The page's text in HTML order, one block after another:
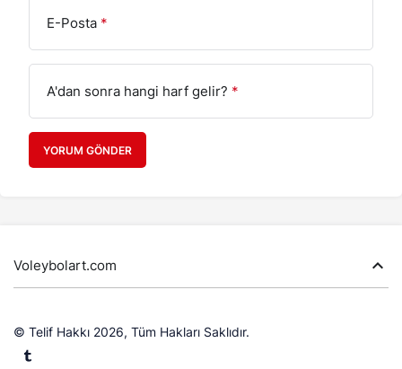
E-Posta *
A'dan sonra hangi harf gelir? *
YORUM GÖNDER
Voleybolart.com
© Telif Hakkı 2026, Tüm Hakları Saklıdır.